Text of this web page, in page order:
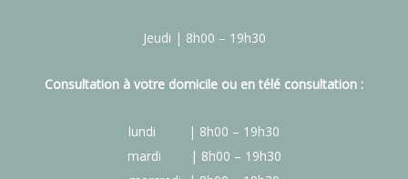
Jeudi | 8h00 – 19h30
Consultation à votre domicile ou en télé consultation :
lundi | 8h00 – 19h30
mardi | 8h00 – 19h30